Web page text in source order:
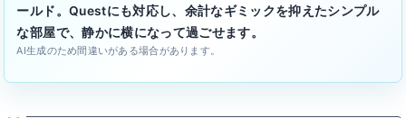
ールド。Questにも対応し、余計なギミックを抑えたシンプル
な部屋で、静かに横になって過ごせます。
AI生成のため間違いがある場合があります。